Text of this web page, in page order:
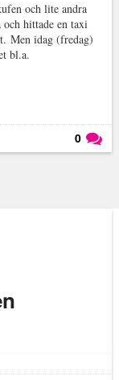
och lite andra
hittade en taxi
Men idag (fredag)
bl.a.
0